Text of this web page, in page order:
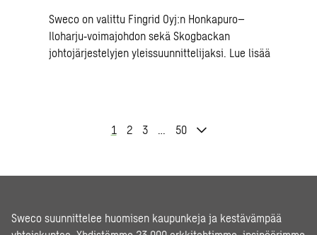
Sweco on valittu Fingrid Oyj:n Honkapuro–
Iloharju‑voimajohdon sekä Skogbackan
johtojärjestelyjen yleissuunnittelijaksi. Lue lisää
1 2 3 … 50
Sweco suunnittelee huomisen kaupunkeja ja kestävämpää